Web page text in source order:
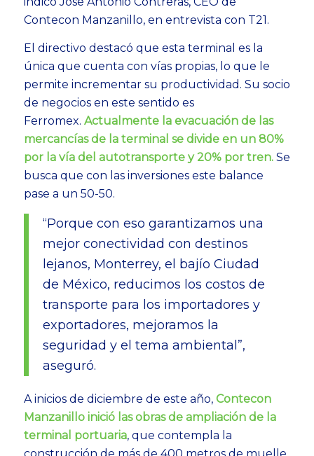
Contecon Manzanillo, en entrevista con T21.
El directivo destacó que esta terminal es la
única que cuenta con vías propias, lo que le
permite incrementar su productividad. Su socio
de negocios en este sentido es
Ferromex. Actualmente la evacuación de las
mercancías de la terminal se divide en un 80%
por la vía del autotransporte y 20% por tren.Se
busca que con las inversiones este balance
pase a un 50-50.
“Porque con eso garantizamos una
mejor conectividad con destinos
lejanos, Monterrey, el bajío Ciudad
de México, reducimos los costos de
transporte para los importadores y
exportadores, mejoramos la
seguridad y el tema ambiental”,
aseguró.
A inicios de diciembre de este año, Contecon
Manzanillo inició las obras de ampliación de la
terminal portuaria, que contempla la